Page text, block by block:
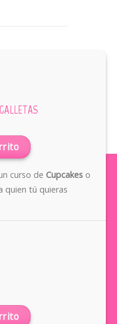
curso de Cupcakeso
quien tú quieras